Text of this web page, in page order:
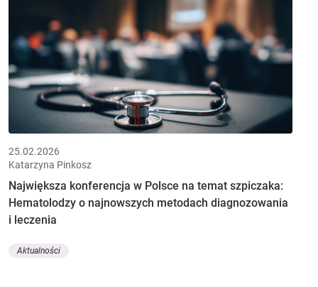
25.02.2026
Katarzyna Pinkosz
Największa konferencja w Polsce na temat szpiczaka:
Hematolodzy o najnowszych metodach diagnozowania
i leczenia
Aktualności